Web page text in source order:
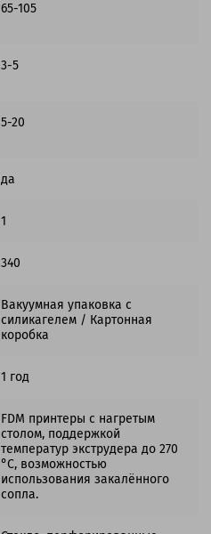
65-105
3-5
5-20
да
1
340
Вакуумная упаковка с
силикагелем / Картонная
коробка
1 год
FDM принтеры с нагретым
столом, поддержкой
температур экструдера до 270
°C, возможностью
использования закалённого
сопла.